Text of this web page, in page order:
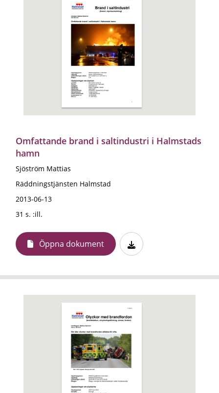
Omfattande brand i saltindustri i Halmstads
hamn
Sjöström Mattias
Räddningstjänsten Halmstad
2013-06-13
31 s. :ill.
Öppna dokument